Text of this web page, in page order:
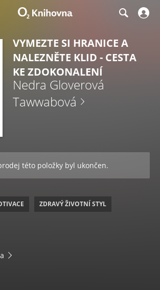
VYMEZTE SI HRANICE A
NALEZNĚTE KLID - CESTA
KE ZDOKONALENÍ
Nedra Gloverová
Tawwabová
této položky byl ukončen.
ZDRAVÝ ŽIVOTNÍ STYL